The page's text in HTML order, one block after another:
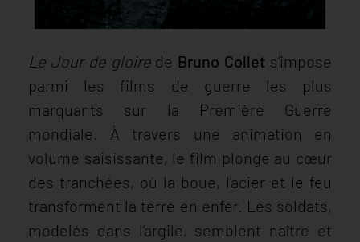
Le Jour de gloirede Bruno Collet s’impose
parmi les films de guerre les plus
marquants sur la Première Guerre
mondiale. À travers une animation en
volume saisissante, le film plonge au cœur
des tranchées, où la boue, l’acier et le feu
transforment la terre en enfer. Les soldats,
modelés dans l’argile, semblent naître et